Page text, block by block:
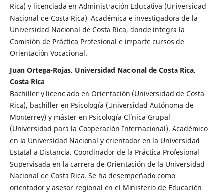
Rica) y licenciada en Administración Educativa (Universidad
Nacional de Costa Rica). Académica e investigadora de la
Universidad Nacional de Costa Rica, donde integra la
Comisión de Práctica Profesional e imparte cursos de
Orientación Vocacional.
Juan Ortega-Rojas, Universidad Nacional de Costa Rica,
Costa Rica
Bachiller y licenciado en Orientación (Universidad de Costa
Rica), bachiller en Psicología (Universidad Autónoma de
Monterrey) y máster en Psicología Clínica Grupal
(Universidad para la Cooperación Internacional). Académico
en la Universidad Nacional y orientador en la Universidad
Estatal a Distancia. Coordinador de la Práctica Profesional
Supervisada en la carrera de Orientación de la Universidad
Nacional de Costa Rica. Se ha desempeñado como
orientador y asesor regional en el Ministerio de Educación